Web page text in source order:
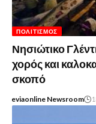
ΠΟΛΙΤΙΣΜΌΣ
Νησιώτικο
χορός και
σκοπό
eviaonline Newsroom